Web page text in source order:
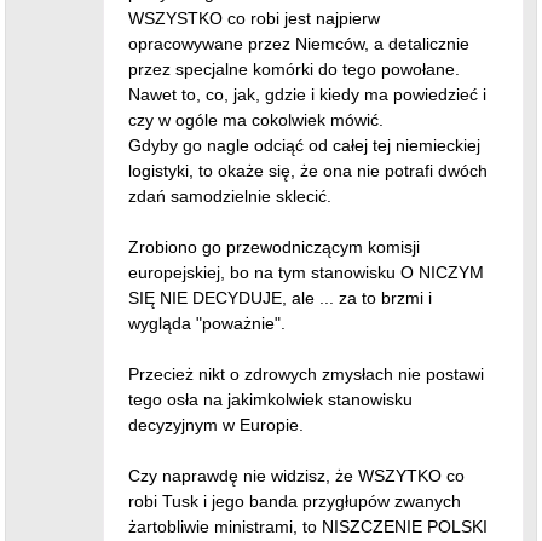
WSZYSTKO co robi jest najpierw
opracowywane przez Niemców, a detalicznie
przez specjalne komórki do tego powołane.
Nawet to, co, jak, gdzie i kiedy ma powiedzieć i
czy w ogóle ma cokolwiek mówić.
Gdyby go nagle odciąć od całej tej niemieckiej
logistyki, to okaże się, że ona nie potrafi dwóch
zdań samodzielnie sklecić.
Zrobiono go przewodniczącym komisji
europejskiej, bo na tym stanowisku O NICZYM
SIĘ NIE DECYDUJE, ale ... za to brzmi i
wygląda "poważnie".
Przecież nikt o zdrowych zmysłach nie postawi
tego osła na jakimkolwiek stanowisku
decyzyjnym w Europie.
Czy naprawdę nie widzisz, że WSZYTKO co
robi Tusk i jego banda przygłupów zwanych
żartobliwie ministrami, to NISZCZENIE POLSKI